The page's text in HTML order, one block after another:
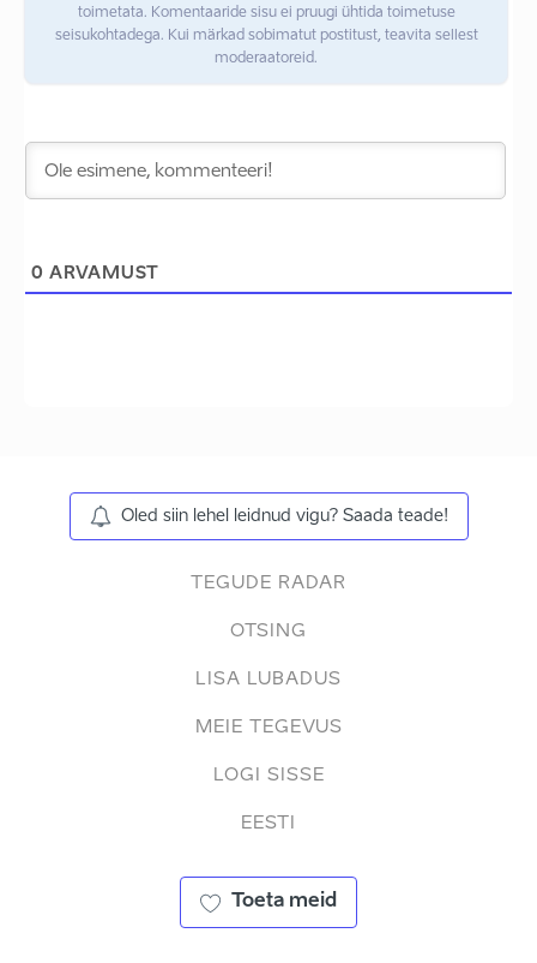
toimetata. Komentaaride sisu ei pruugi ühtida toimetuse
seisukohtadega. Kui märkad sobimatut postitust, teavita sellest
moderaatoreid.
0 ARVAMUST
Oled siin lehel leidnud vigu? Saada teade!
TEGUDE RADAR
OTSING
LISA LUBADUS
MEIE TEGEVUS
LOGI SISSE
EESTI
Toeta meid